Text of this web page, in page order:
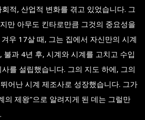
적, 산업적 변화를 겪고 있었습니다. 그
만 아무도 킨타로만큼 그것의 중요성을
우 17살 때, 그는 집에서 자신만의 시계
불과 4년 후, 시계와 시계를 고치고 수입
를 설립했습니다. 그의 지도 하에, 그의
어난 시계 제조사로 성장했습니다. 그가
의 제왕"으로 알려지게 된 데는 그럴만